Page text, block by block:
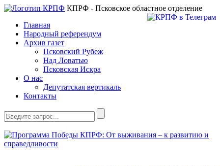
КПРФ - Псковское областное отделение
Главная
Народный референдум
Архив газет
Псковский Рубеж
Над Ловатью
Псковская Искра
О нас
Депутатская вертикаль
Контакты